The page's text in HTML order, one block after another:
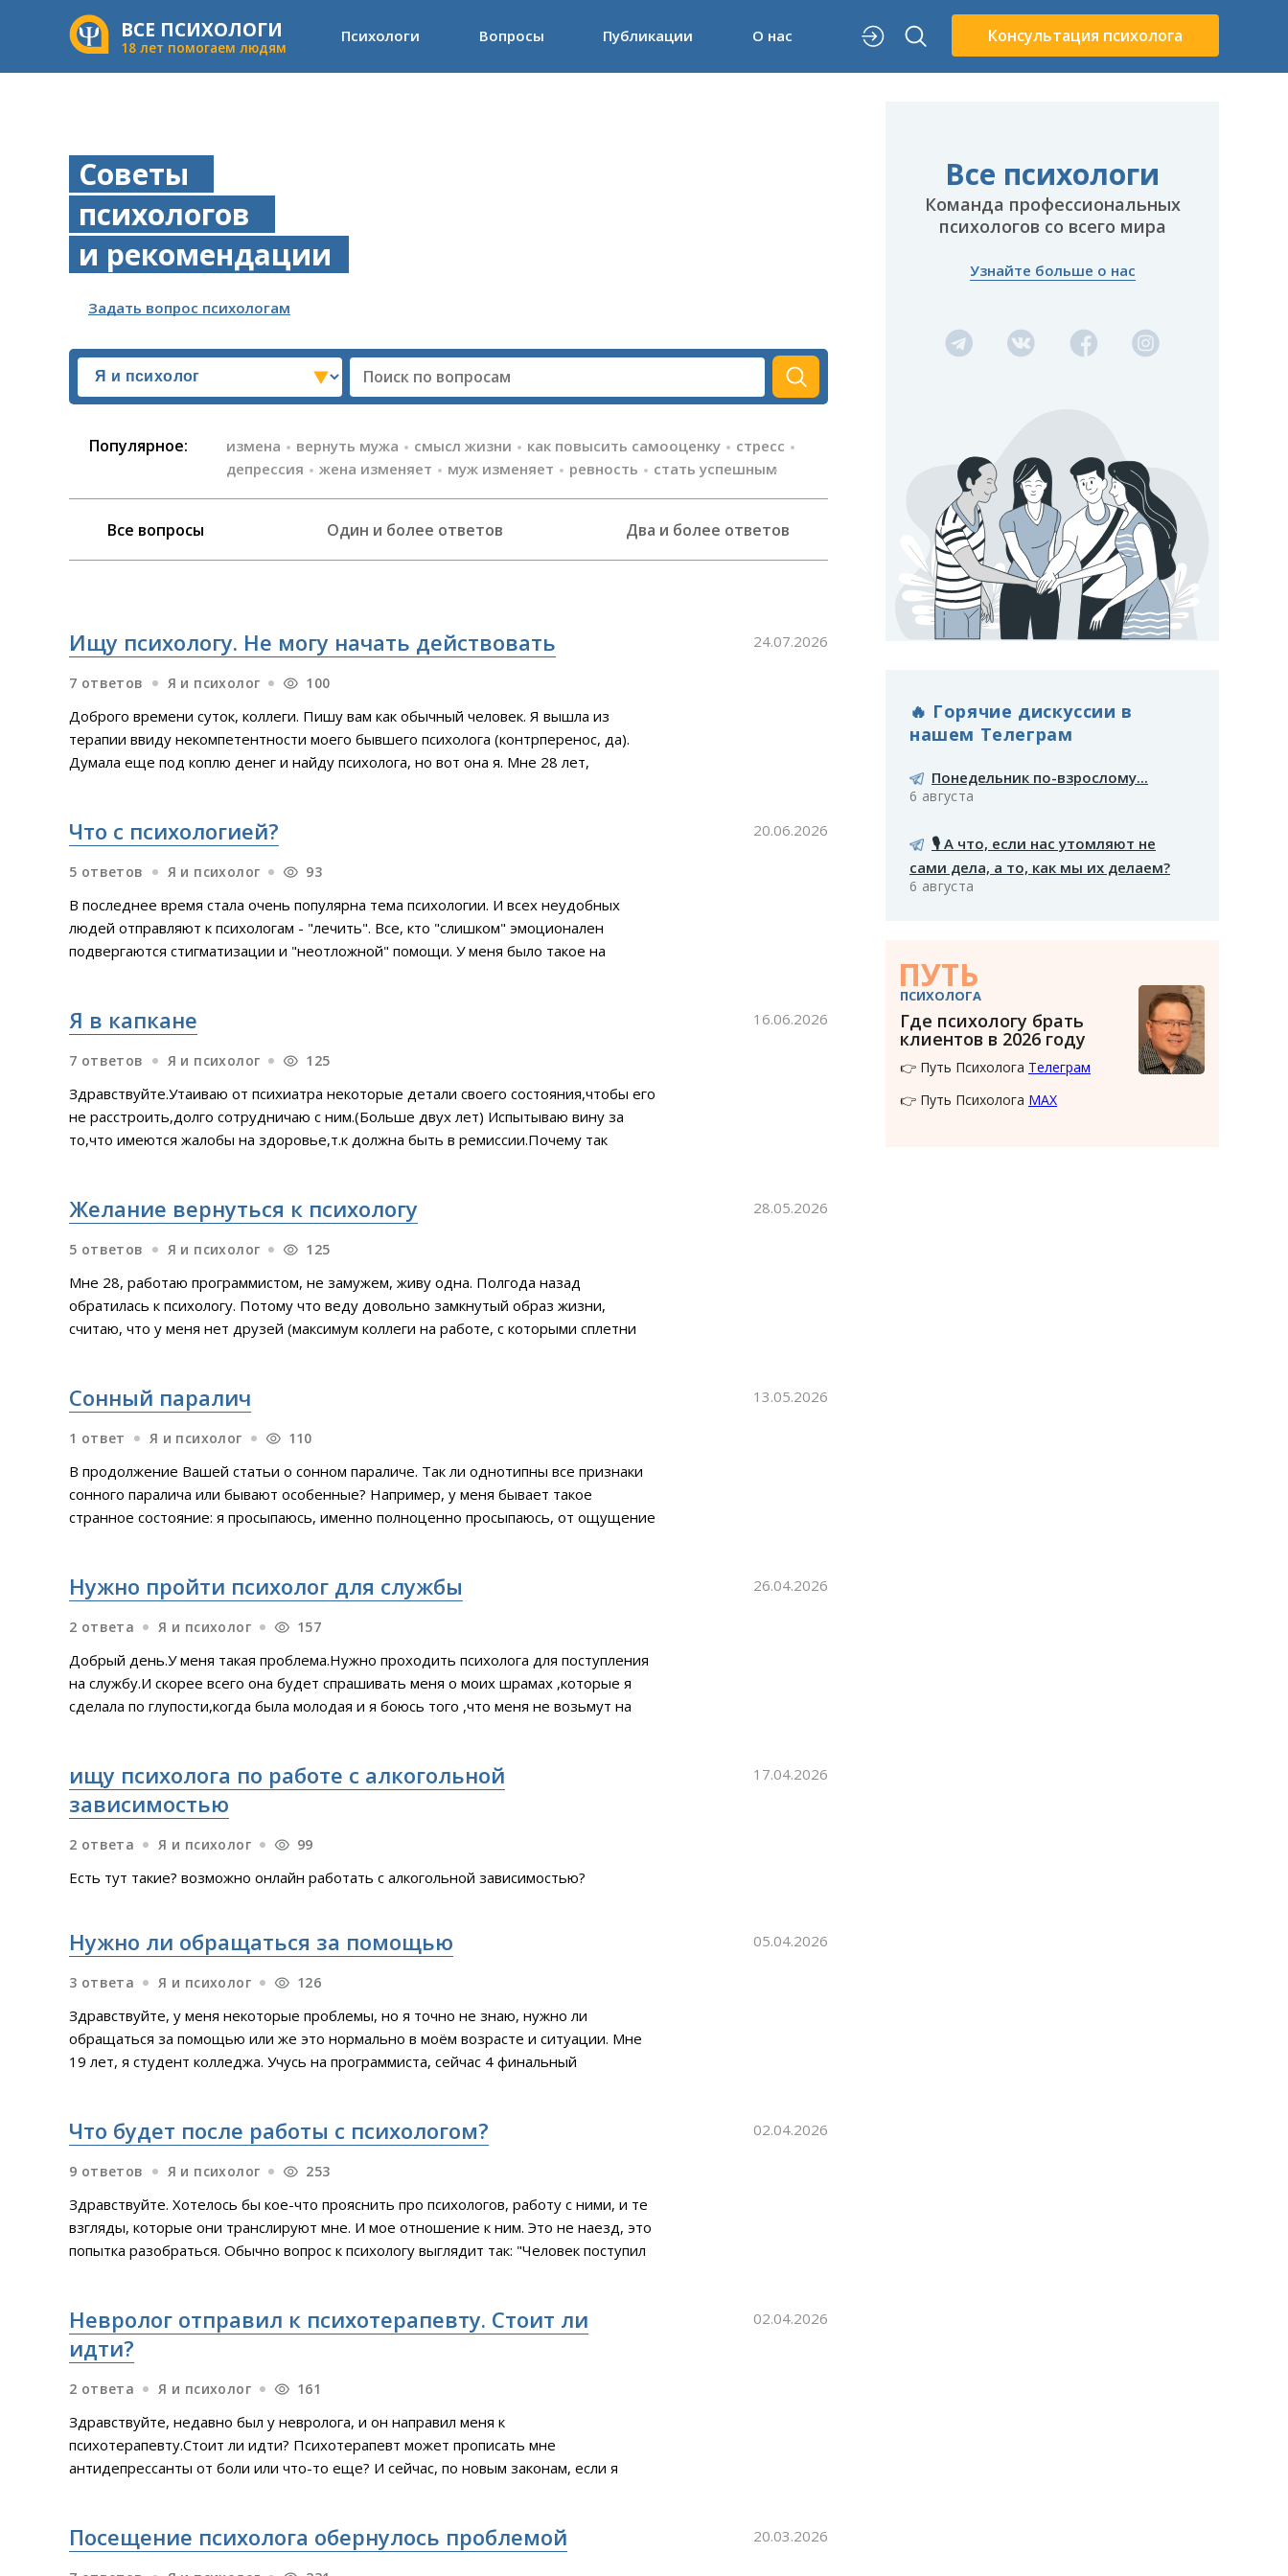
ВСЕ ПСИХОЛОГИ
18 лет помогаем людям
Психологи Вопросы Публикации О нас Консультация психолога
Советы
психологов
и рекомендации
Задать вопрос психологам
Популярное: измена вернуть мужа смысл жизни как повысить самооценку
стресс
депрессия
жена изменяет муж изменяет ревность стать успешным
Все вопросы Один и более ответов Два и более ответов
Ищу психологу. Не могу начать действовать
7 ответов Я и психолог 100
Доброго времени суток, коллеги. Пишу вам как обычный человек. Я вышла из
терапии ввиду некомпетентности моего бывшего психолога (контрперенос, да).
Думала еще под коплю денег и найду психолога, но вот она я. Мне 28 лет,
которое блокируется
24.07.2026
Что с психологией?
5 ответов Я и психолог 93
В последнее время стала очень популярна тема психологии. И всех неудобных
людей отправляют к психологам - "лечить". Все, кто "слишком" эмоционален
подвергаются стигматизации и "неотложной" помощи. У меня было такое на
20.06.2026
Я в капкане
7 ответов Я и психолог 125
Здравствуйте.Утаиваю от психиатра некоторые детали своего состояния,чтобы его
не расстроить,долго сотрудничаю с ним.(Больше двух лет) Испытываю вину за
то,что имеются жалобы на здоровье,т.к должна быть в ремиссии.Почему так
планировала совершить от него
16.06.2026
Желание вернуться к психологу
5 ответов Я и психолог 125
Мне 28, работаю программистом, не замужем, живу одна. Полгода назад
обратилась к психологу. Потому что веду довольно замкнутый образ жизни,
считаю, что у меня нет друзей (максимум коллеги на работе, с которыми сплетни
одиночество порой невыносимо, иногда хочется
28.05.2026
Сонный паралич
1 ответ Я и психолог 110
В продолжение Вашей статьи о сонном параличе. Так ли однотипны все признаки
сонного паралича или бывают особенные? Например, у меня бывает такое
странное состояние: я просыпаюсь, именно полноценно просыпаюсь, от ощущение
ощущаю, это люди или
13.05.2026
Нужно пройти психолог для службы
2 ответа Я и психолог 157
Добрый день.У меня такая проблема.Нужно проходить психолога для поступления
на службу.И скорее всего она будет спрашивать меня о моих шрамах ,которые я
сделала по глупости,когда была молодая и я боюсь того ,что меня не возьмут на
26.04.2026
ищу психолога по работе с алкогольной
зависимостью
2 ответа Я и психолог 99
Есть тут такие? возможно онлайн работать с алкогольной зависимостью?
17.04.2026
Нужно ли обращаться за помощью
3 ответа Я и психолог 126
Здравствуйте, у меня некоторые проблемы, но я точно не знаю, нужно ли
обращаться за помощью или же это нормально в моём возрасте и ситуации. Мне
19 лет, я студент колледжа. Учусь на программиста, сейчас 4 финальный
проблемы с выполнением учёбы, но и
05.04.2026
Что будет после работы с психологом?
9 ответов Я и психолог 253
Здравствуйте. Хотелось бы кое-что прояснить про психологов, работу с ними, и те
взгляды, которые они транслируют мне. И мое отношение к ним. Это не наезд, это
попытка разобраться. Обычно вопрос к психологу выглядит так: "Человек поступил
02.04.2026
Невролог отправил к психотерапевту. Стоит ли
идти?
2 ответа Я и психолог 161
Здравствуйте, недавно был у невролога, и он направил меня к
психотерапевту.Стоит ли идти? Психотерапевт может прописать мне
антидепрессанты от боли или что-то еще? И сейчас, по новым законам, если я
психиатрическими диагнозами " Который вроде с 1 марта
02.04.2026
Посещение психолога обернулось проблемой 20.03.2026
Все психологи
Команда профессиональных
психологов со всего мира
Узнайте больше о нас
🔥 Горячие дискуссии в
нашем Телеграм
Понедельник по-взрослому...
6 августа
🎙️ А что, если нас утомляют не
сами дела, а то, как мы их делаем?
6 августа
ПУТЬ
ПСИХОЛОГА
Где психологу брать
клиентов в 2026 году
👉 Путь Психолога Телеграм
👉 Путь Психолога MAX